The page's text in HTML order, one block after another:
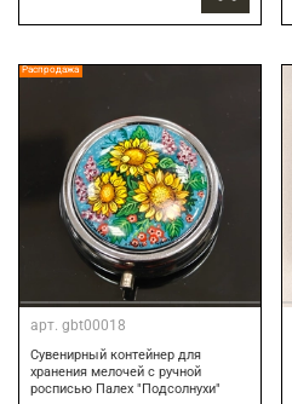
Распродажа
арт. gbt00018
Сувенирный контейнер для
хранения мелочей с ручной
росписью Палех "Подсолнухи"